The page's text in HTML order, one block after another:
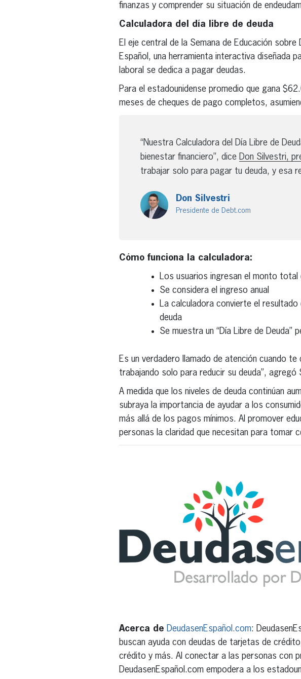
finanzas y comprender su situación de
Calculadora del día libre de deuda
El eje central de la Semana de Educación sobre
Español, una herramienta interactiva diseñada
laboral se dedica a pagar deudas.
Para el estadounidense promedio que gana
meses de cheques de pago completos,
“Nuestra Calculadora del Día Libre de
bienestar financiero”, dice Don Silvestri,
trabajar solo para pagar tu deuda, y esa
Don Silvestri
Presidente de Debt.com
Cómo funciona la calculadora:
Los usuarios ingresan el monto total
Se considera el ingreso anual
La calculadora convierte el
deuda
Se muestra un “Día Libre de Deuda”
Es un verdadero llamado de atención cuando
trabajando solo para reducir su deuda”, agregó
A medida que los niveles de deuda continúan
subraya la importancia de ayudar a los
más allá de los pagos mínimos. Al promover
personas la claridad que necesitan para tomar
Acerca de DeudasenEspañol.com:
buscan ayuda con deudas de tarjetas de
crédito y más. Al conectar a las personas con
DeudasenEspañol.com empodera a los